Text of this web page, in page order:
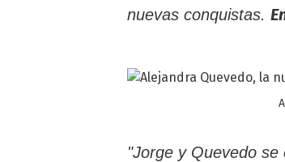
nuevas conquistas.
"Jorge y Quevedo